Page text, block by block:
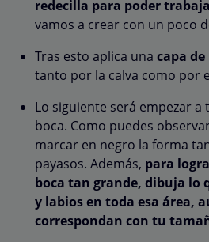
redecilla para poder
vamos a crear con un poco
Tras esto aplica una capa
tanto por la calva como por
Lo siguiente será empezar a
boca. Como puedes
marcar en negro la forma
payasos. Además, para
boca tan grande, dibuja lo
y labios en toda esa área,
correspondan con tu